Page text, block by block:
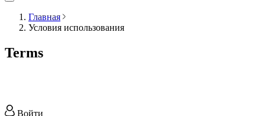
Главная
Условия использования
Terms
Войти